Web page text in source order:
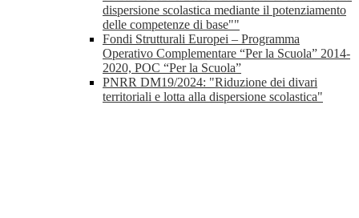
dispersione scolastica mediante il potenziamento
delle competenze di base""
Fondi Strutturali Europei – Programma
Operativo Complementare “Per la Scuola” 2014-
2020, POC “Per la Scuola”
PNRR DM19/2024: "Riduzione dei divari
territoriali e lotta alla dispersione scolastica"